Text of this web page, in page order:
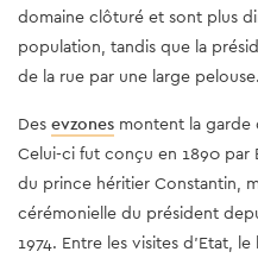
domaine clôturé et sont plus
population, tandis que la
de la rue par une large pelouse.
Des evzones montent la garde
Celui-ci fut conçu en 1890 par
du prince héritier Constantin,
cérémonielle du président
1974. Entre les visites d'Etat,